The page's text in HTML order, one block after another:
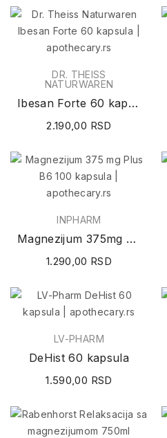
DR. THEISS
NATURWAREN
Ibesan Forte 60 kapsula
2.190,00 RSD
INPHARM
Magnezijum 375mg Plus B6 100 kapsula
1.290,00 RSD
LV-PHARM
DeHist 60 kapsula
1.590,00 RSD